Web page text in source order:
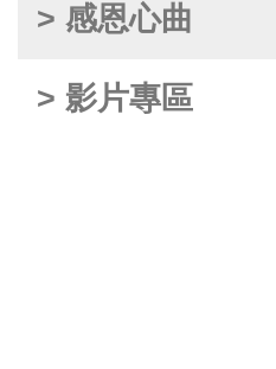
> 感恩心曲
> 影片專區